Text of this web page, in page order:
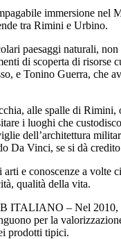
immersione
tra Rimini e Urbino.
paesaggi naturali,
di scoperta di
e Tonino Guerra, che
alle spalle di
i luoghi che
dell’architettura
Da Vinci, se si dà
e conoscenze a
qualità della vita.
– Nel 2010, il
per la
prodotti tipici.